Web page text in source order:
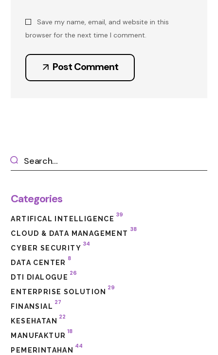
Save my name, email, and website in this
browser for the next time I comment.
Post Comment
Categories
ARTIFICAL INTELLIGENCE
39
CLOUD & DATA MANAGEMENT
38
CYBER SECURITY
34
DATA CENTER
8
DTI DIALOGUE
26
ENTERPRISE SOLUTION
29
FINANSIAL
27
KESEHATAN
22
MANUFAKTUR
18
PEMERINTAHAN
44